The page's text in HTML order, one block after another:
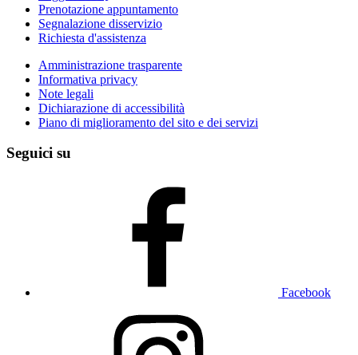
Prenotazione appuntamento
Segnalazione disservizio
Richiesta d'assistenza
Amministrazione trasparente
Informativa privacy
Note legali
Dichiarazione di accessibilità
Piano di miglioramento del sito e dei servizi
Seguici su
Facebook